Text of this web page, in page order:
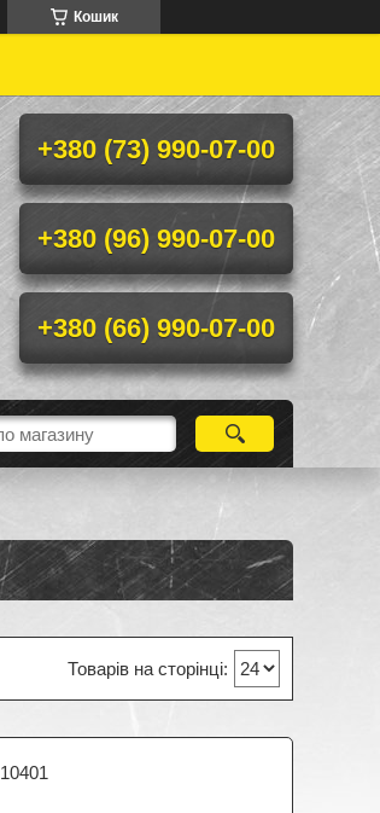
Кошик
+380 (73) 990-07-00
+380 (96) 990-07-00
+380 (66) 990-07-00
10401